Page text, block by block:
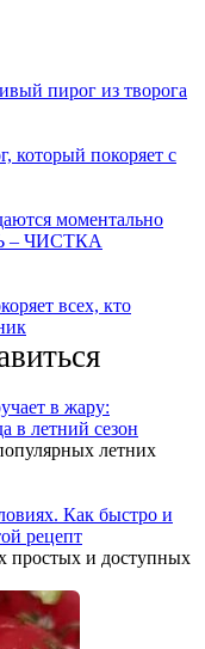
пирог из творога
который покоряет с
моментально
– ЧИСТКА
всех, кто
в жару:
в летний сезон
летних
Как быстро и
рецепт
простых и доступных